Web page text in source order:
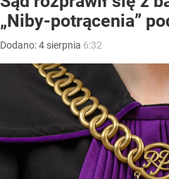
„Niby-potrącenia”
Dodano:4 sierpnia 6:32